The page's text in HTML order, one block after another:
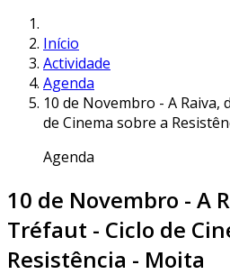
Início
Actividade
Agenda
10 de Novembro - A Raiva,
de Cinema sobre a
Agenda
10 de Novembro - A
Tréfaut - Ciclo de
Resistência - Moita